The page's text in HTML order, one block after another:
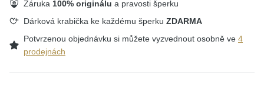
Záruka 100% originálu a pravosti šperku
Dárková krabička ke každému šperku ZDARMA
Potvrzenou objednávku si můžete vyzvednout osobně ve 4
prodejnách